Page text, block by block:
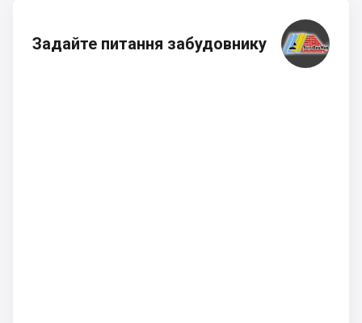
Задайте питання забудовнику